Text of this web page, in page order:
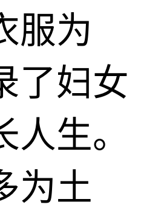
服为
了妇女
生。
为土